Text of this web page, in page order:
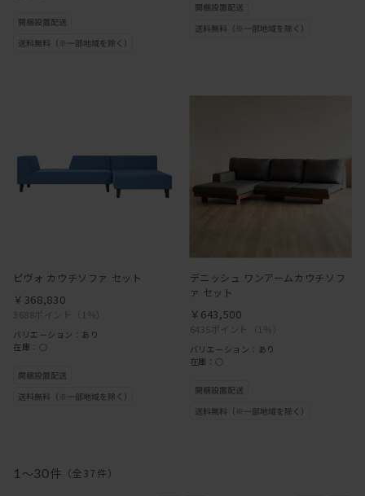
ピヴォ カウチソファ セット
3688ポイント （1％）
￥368,830
バリエーション：あり
在庫：○
デニッシュ ワンアームカウチソフ
ァ セット
6435ポイント （1％）
￥643,500
バリエーション：あり
在庫：○
1 ～30件 （全37 件）